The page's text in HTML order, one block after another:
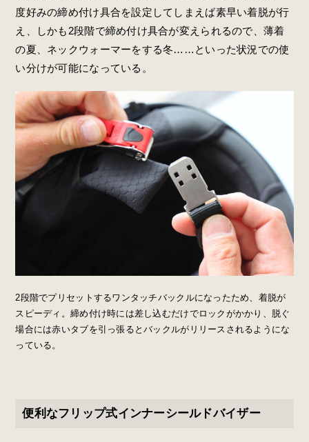
度好みの締め付け具合を設定してしまえば素早い着脱が行
え、しかも2段階で締め付け具合が変えられるので、薄着
の夏、ネックウォーマーをする冬……といった状況での使
い分けが可能になっている。
2段階でプリセットするワンタッチバックルになったため、着脱が
スピーディ。締め付け時には差し込むだけでロックがかかり、脱ぐ
場合には赤いタブを引っ張るとバックルがリリースされるようにな
っている。
便利なフリップ式インナーシールドバイザー